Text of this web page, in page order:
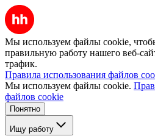
Мы используем файлы cookie,
правильную работу нашего веб-
трафик.
Правила использования файлов
Мы используем файлы cookie.
файлов cookie
Понятно
Ищу работу